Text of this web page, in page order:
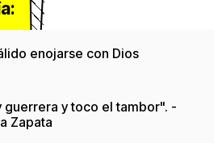
enojarse con Dios
guerrera y toco el tambor". -
Zapata